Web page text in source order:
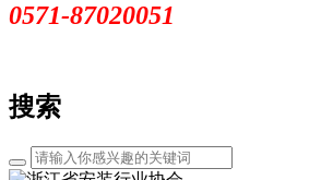
0571-87020051
搜索